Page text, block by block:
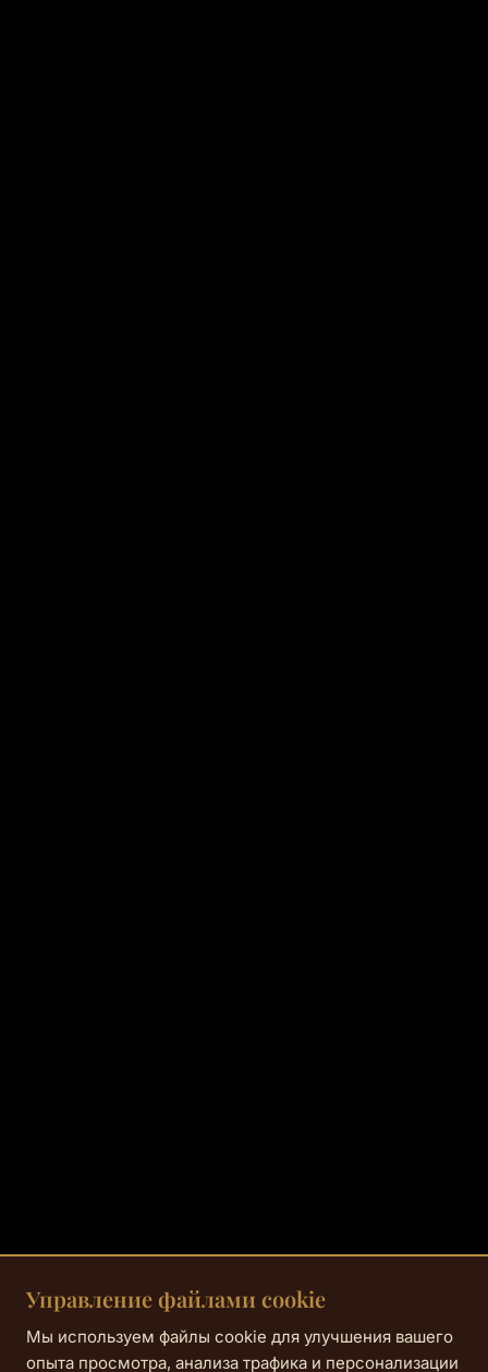
Управление файлами cookie
Мы используем файлы cookie для улучшения вашего
опыта просмотра, анализа трафика и персонализации